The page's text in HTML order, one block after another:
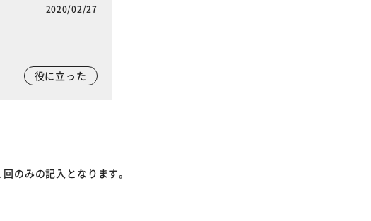
2020/02/27
役に立った
のみの記入となります。